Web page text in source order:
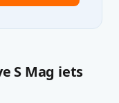
S Mag iets